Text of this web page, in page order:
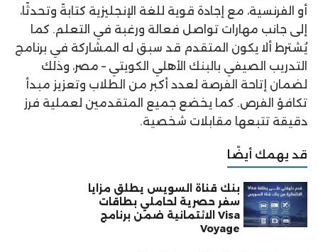
أو الفرنسية، مع إجادة قوية للغة الإنجليزية كتابةً وتحدثًا،
إلى جانب مهارات تواصل فعالة ورغبة في التعلم. كما
يُشترط ألا يكون المتقدم قد سبق له المشاركة في برنامج
التدريب الصيفي بالبنك الأهلي الكويتي – مصر، وذلك
لضمان إتاحة الفرصة لعدد أكبر من الطلاب وتعزيز مبدأ
تكافؤ الفرص. كما يخضع جميع المتقدمين لعملية فرز
دقيقة تتبعها مقابلات شخصية.
قد يهمك أيضًا
بنك قناة السويس يطلق مزايا
سفر حصرية لحاملي بطاقات
Visa الائتمانية ضمن برنامج
Voyage